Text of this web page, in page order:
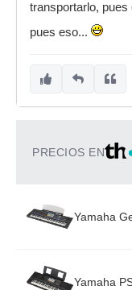
transportarlo, pues
pues eso...
PRECIOS EN
Yamaha
Yamaha